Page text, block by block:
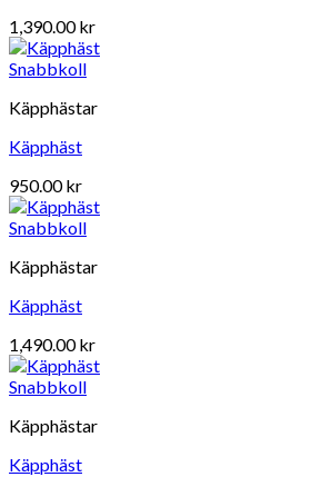
1,390.00kr
Snabbkoll
Käpphästar
Käpphäst
950.00kr
Snabbkoll
Käpphästar
Käpphäst
1,490.00kr
Snabbkoll
Käpphästar
Käpphäst